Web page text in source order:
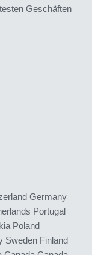
Geschäften
Germany
Portugal
Poland
Sweden Finland